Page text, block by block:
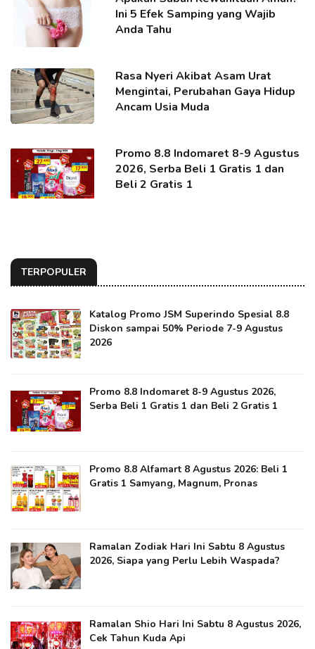
Ini 5 Efek Samping yang Wajib
Anda Tahu
Rasa Nyeri Akibat Asam Urat
Mengintai, Perubahan Gaya Hidup
Ancam Usia Muda
Promo 8.8 Indomaret 8-9 Agustus
2026, Serba Beli 1 Gratis 1 dan
Beli 2 Gratis 1
TERPOPULER
Katalog Promo JSM Superindo Spesial 8.8
Diskon sampai 50% Periode 7-9 Agustus
2026
Promo 8.8 Indomaret 8-9 Agustus 2026,
Serba Beli 1 Gratis 1 dan Beli 2 Gratis 1
Promo 8.8 Alfamart 8 Agustus 2026: Beli 1
Gratis 1 Samyang, Magnum, Pronas
Ramalan Zodiak Hari Ini Sabtu 8 Agustus
2026, Siapa yang Perlu Lebih Waspada?
Ramalan Shio Hari Ini Sabtu 8 Agustus 2026,
Cek Tahun Kuda Api